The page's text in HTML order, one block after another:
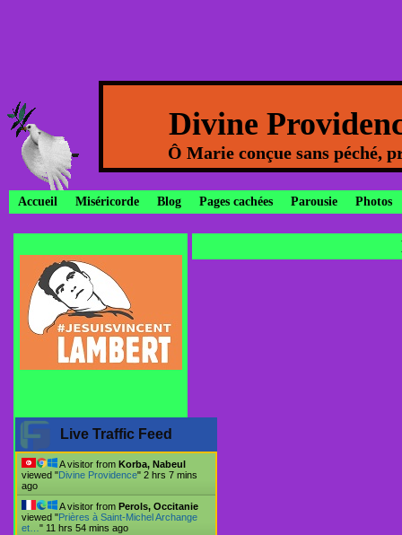
Divine
Ô Marie conçue sans péché,
Accueil Miséricorde Blog Pages cachées Parousie Photos
Live Traffic Feed
A visitor from Korba, Nabeul
viewed "Divine Providence" 2 hrs 7 mins
ago
A visitor from Perols, Occitanie
viewed "Prières à Saint-Michel Archange
et… " 11 hrs 54 mins ago